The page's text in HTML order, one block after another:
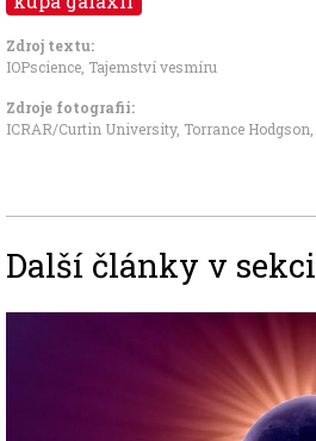
Zdroj textu:
IOPscience Tajemství vesmíru
Zdroje fotografii:
ICRAR/Curtin University, Torrance Hodgson
Další články v sekci